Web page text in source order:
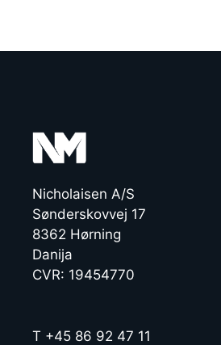
Nicholaisen A/S
Sønderskovvej 17
8362 Hørning
Danija
CVR: 19454770
T +45 86 92 47 11